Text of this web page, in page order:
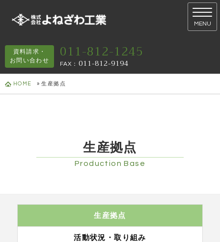
資料請求・
お問い合わせ
011-812-1245
FAX ： 011-812-9194
MENU
HOME »生産拠点
生産拠点
Production Base
生産拠点
活動状況・取り組み